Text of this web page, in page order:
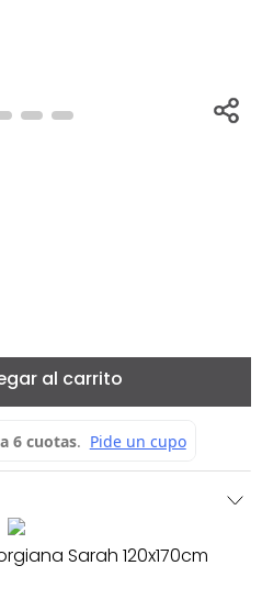
al carrito
Sarah 120x170cm